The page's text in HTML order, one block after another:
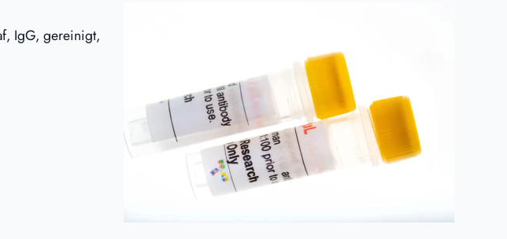
IgG, gereinigt,